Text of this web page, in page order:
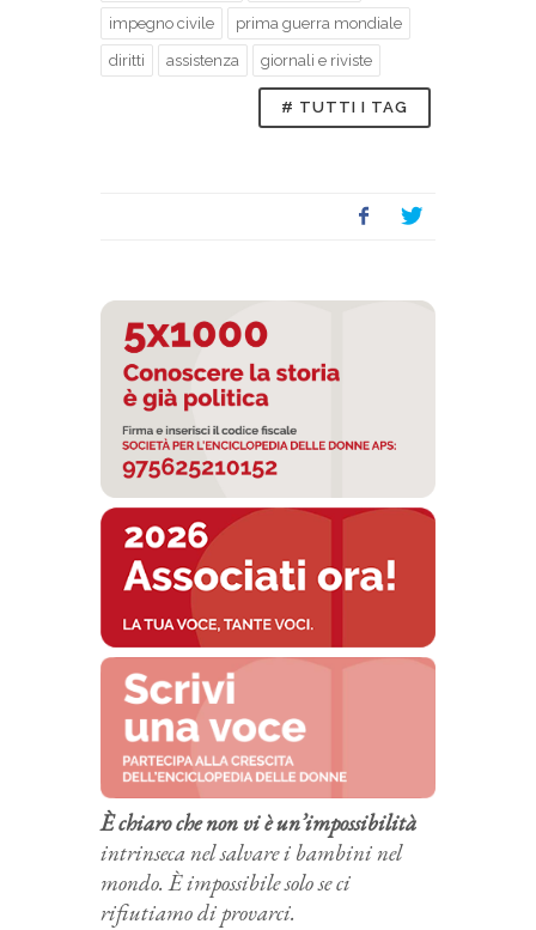
impegno civile prima guerra mondiale
diritti assistenza giornali e riviste
# TUTTI I TAG
È chiaro che non vi è un’impossibilità
intrinseca nel salvare i bambini nel
mondo. È impossibile solo se ci
rifiutiamo di provarci.